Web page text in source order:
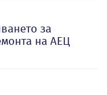
за
на АЕЦ